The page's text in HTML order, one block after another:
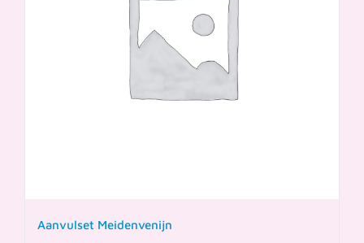
Aanvulset Meidenvenijn